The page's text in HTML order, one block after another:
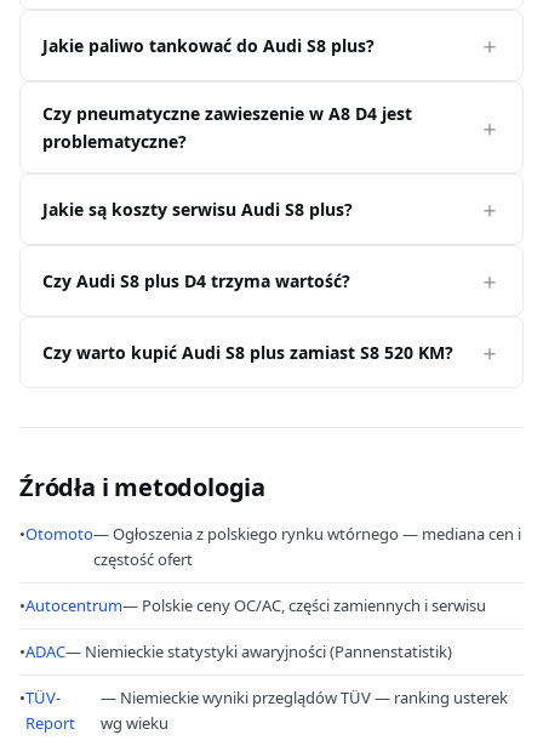
Jakie paliwo tankować do Audi S8 plus?
Czy pneumatyczne zawieszenie w A8 D4 jest
problematyczne?
Jakie są koszty serwisu Audi S8 plus?
Czy Audi S8 plus D4 trzyma wartość?
Czy warto kupić Audi S8 plus zamiast S8 520 KM?
Źródła i metodologia
•Otomoto— Ogłoszenia z polskiego rynku wtórnego — mediana cen i
częstość ofert
•Autocentrum— Polskie ceny OC/AC, części zamiennych i serwisu
•ADAC— Niemieckie statystyki awaryjności (Pannenstatistik)
•TÜV-
Report
— Niemieckie wyniki przeglądów TÜV — ranking usterek
wg wieku